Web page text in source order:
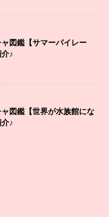
図鑑【サマーパイレー
♪
図鑑【世界が水族館にな
♪